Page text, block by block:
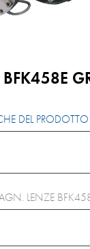
DEL PRODOTTO
LENZE